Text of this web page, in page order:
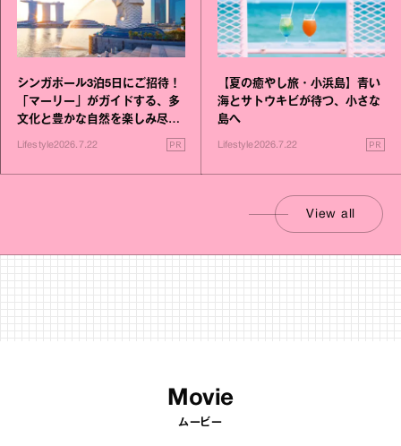
シンガポール3泊5日にご招待！
「マーリー」がガイドする、多
文化と豊かな自然を楽しみ尽く
Lifestyle2026.7.22 PR
【夏の癒やし旅・小浜島】青い
海とサトウキビが待つ、小さな
島へ
Lifestyle2026.7.22 PR
View all
Movie
ムービー